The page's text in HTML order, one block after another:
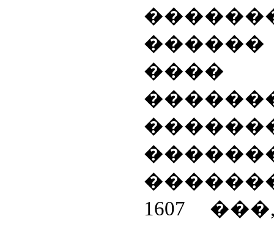
����
1607